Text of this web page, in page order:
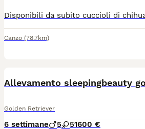
Canzo (78.7km)
Allevamento sleepingbeauty
Golden Retriever
6 settimane 5 51600 €